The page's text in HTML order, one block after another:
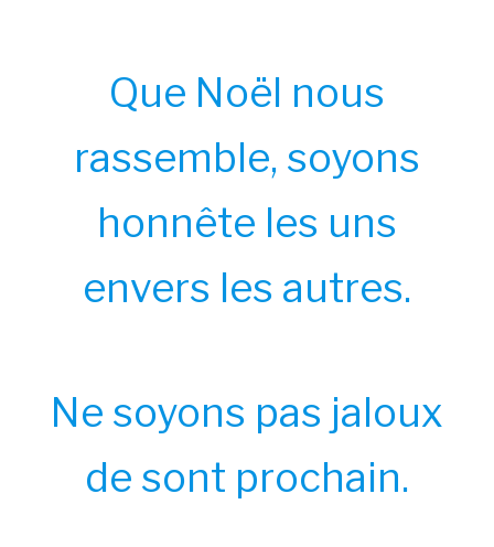
Que Noël nous
rassemble, soyons
honnête les uns
envers les autres.
Ne soyons pas jaloux
de sont prochain.